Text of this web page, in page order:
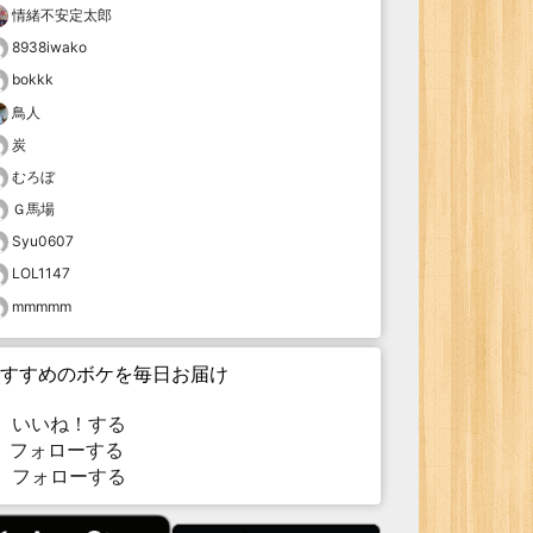
情緒不安定太郎
8938iwako
bokkk
鳥人
炭
むろぼ
Ｇ馬場
Syu0607
LOL1147
mmmmm
すめのボケを毎日お届け
いいね！する
ォローする
フォローする